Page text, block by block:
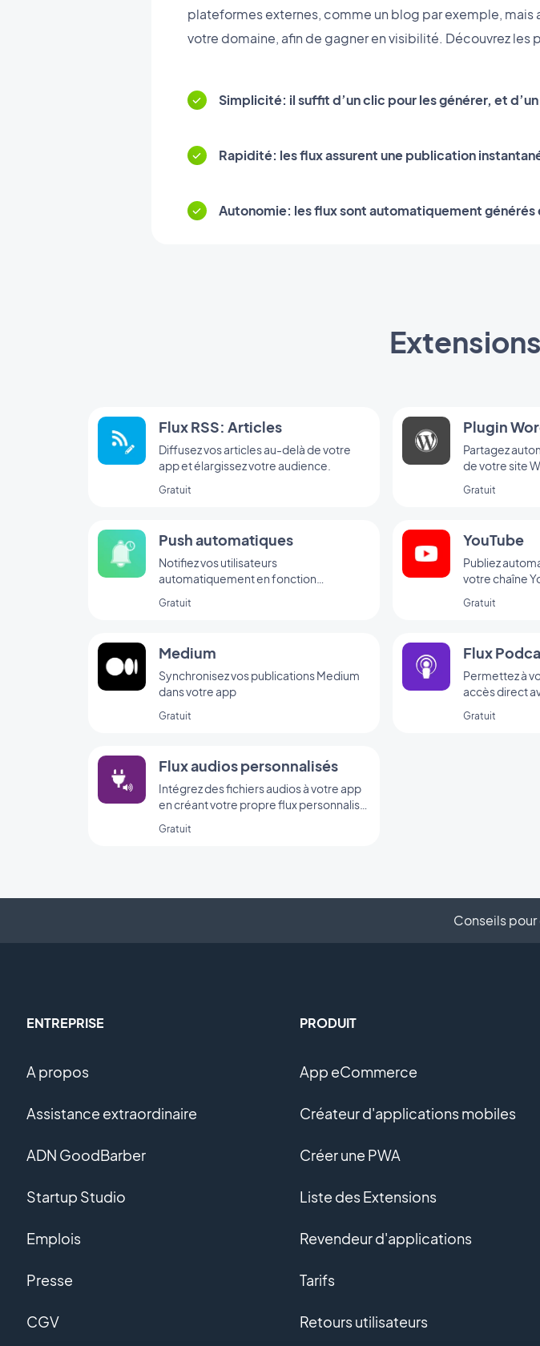
plateformes externes, comme un blog par exemple, mais
votre domaine, afin de gagner en visibilité. Découvrez les
Simplicité: il suffit d’un clic pour les générer, et
Rapidité: les flux assurent une publication
Autonomie: les flux sont automatiquement générés
Flux RSS: Articles
Diffusez vos articles au-delà de votre
app et élargissez votre audience.
Gratuit
Plugin
Partagez
de votre site
Wordpress
Gratuit
Push automatiques
Notifiez vos utilisateurs
automatiquement en fonction
Gratuit
YouTube
Publiez
votre chaîne
GoodBarber.
Gratuit
Medium
Synchronisez vos publications Medium
dans votre app
Gratuit
Flux
Permettez à
accès direct
Gratuit
Flux audios personnalisés
Intégrez des fichiers audios à votre app
en créant votre propre flux personnalisé
GoodBarber.
Gratuit
Conseils
ENTREPRISE
A propos
Assistance extraordinaire
ADN GoodBarber
Startup Studio
Emplois
Presse
CGV
PRODUIT
App eCommerce
Créateur d'applications mobiles
Créer une PWA
Liste des Extensions
Revendeur d'applications
Tarifs
Retours utilisateurs